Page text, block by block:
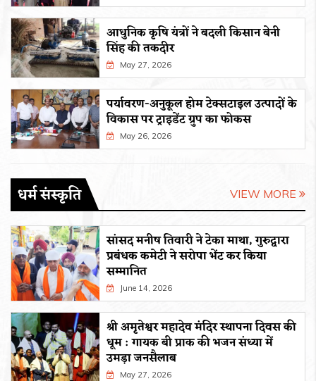
आधुनिक कृषि यंत्रों ने बदली किसान बेनी
सिंह की तकदीर
May 27, 2026
पर्यावरण-अनुकूल होम टेक्सटाइल उत्पादों के
विकास पर ट्राइडेंट ग्रुप का फोकस
May 26, 2026
धर्म संस्कृति VIEW MORE
सांसद मनीष तिवारी ने टेका माथा, गुरुद्वारा
प्रबंधक कमेटी ने सरोपा भेंट कर किया
सम्मानित
June 14, 2026
श्री अमृतेश्वर महादेव मंदिर स्थापना दिवस की
धूम : गायक बी प्राक की भजन संध्या में
उमड़ा जनसैलाब
May 27, 2026